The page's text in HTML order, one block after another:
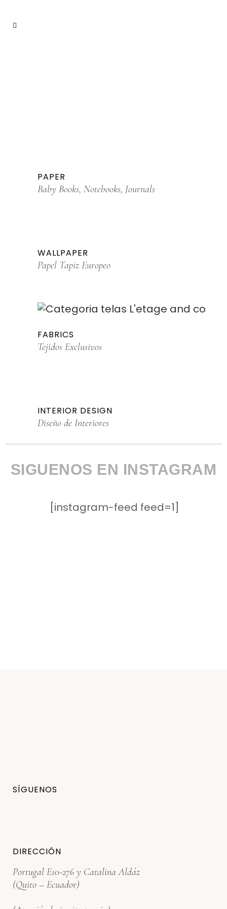
PAPER
Baby Books, Notebooks, Journals
WALLPAPER
Papel Tapiz Europeo
FABRICS
Tejidos Exclusivos
INTERIOR DESIGN
Diseño de Interiores
SIGUENOS EN INSTAGRAM
[instagram-feed feed=1]
SÍGUENOS
DIRECCIÓN
Portugal E10-276 y Catalina Aldáz
(Quito – Ecuador)